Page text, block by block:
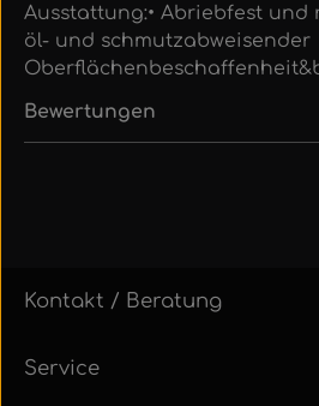
Ausstattung:• Abriebfest und
öl- und schmutzabweisender
Bewertungen
Kontakt / Beratung
Service